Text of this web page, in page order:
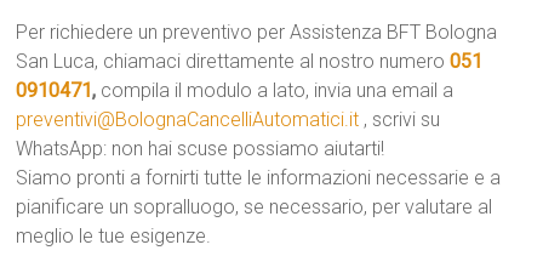
Per richiedere un preventivo per Assistenza BFT Bologna
San Luca, chiamaci direttamente al nostro numero051
0910471, compila il modulo a lato, invia una email a
preventivi@BolognaCancelliAutomatici.it , scrivi su
WhatsApp: non hai scuse possiamo aiutarti!
Siamo pronti a fornirti tutte le informazioni necessarie e a
pianificare un sopralluogo, se necessario, per valutare al
meglio le tue esigenze.